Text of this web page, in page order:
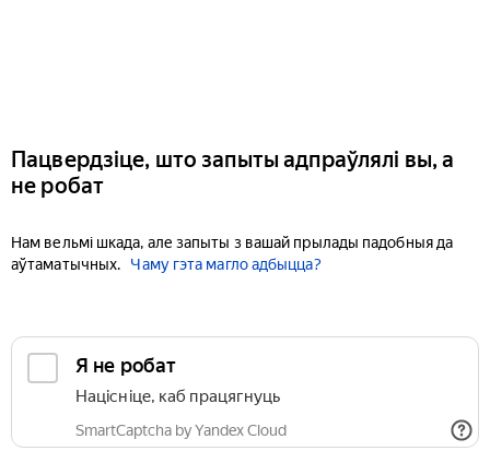
Пацвердзіце, што запыты адпраўлялі вы, а
не робат
Нам вельмі шкада, але запыты з вашай прылады падобныя да
аўтаматычных.
Чаму гэта магло адбыцца?
Я не робат
Націсніце, каб працягнуць
SmartCaptcha by Yandex Cloud